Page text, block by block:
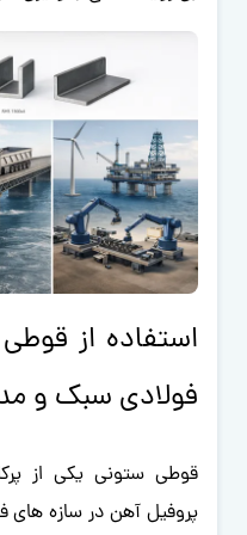
استفاده از
فولادی سبک و
قوطی ستونی یکی از
پروفیل آهن در سازه